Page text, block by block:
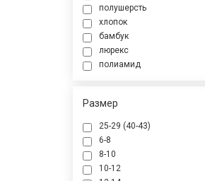
полушерсть
хлопок
бамбук
люрекс
полиамид
Размер
25-29 (40-43)
6-8
8-10
10-12